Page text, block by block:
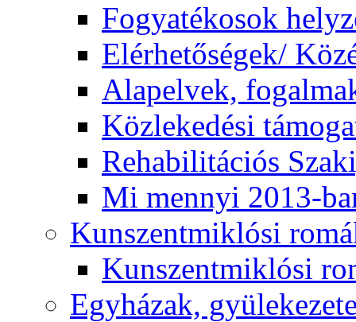
Fogyatékosok
Elérhetőségek/
Alapelvek,
Közlekedési
Rehabilitációs
Mi mennyi 2013-
Kunszentmiklósi
Kunszentmiklósi
Egyházak,